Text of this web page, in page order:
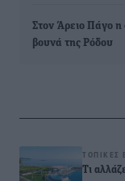
Στον Άρειο Πάγο
βουνά της Ρόδου
ΤΟΠΙΚΈΣ
Τι